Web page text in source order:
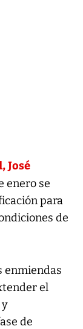
José
enero se
para
de
enmiendas
el
de